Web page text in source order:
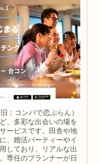
：コンパで恋ぷらん）
、多彩な出会いの場を
ービスです。田舎や地
、婚活パーティーやイ
しており、リアルな出
専任のプランナーが日